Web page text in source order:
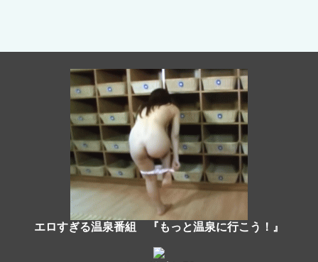
エロすぎる温泉番組 『もっと温泉に行こう！』